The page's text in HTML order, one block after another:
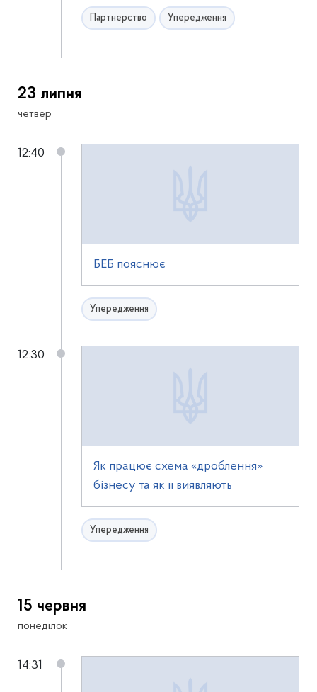
Партнерство Упередження
23 липня
четвер
12:40
БЕБ пояснює
Упередження
12:30
Як працює схема «дроблення»
бізнесу та як її виявляють
Упередження
15 червня
понеділок
14:31